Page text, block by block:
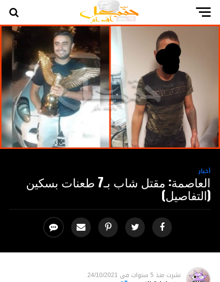
أخبار
العاصمة: مقتل شاب بـ7 طعنات بسكين
(التفاصيل)
نشرت منذ 5 سنوات فى 24/10/2021